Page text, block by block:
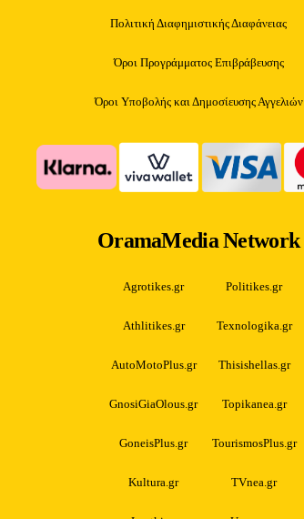
Πολιτική Διαφημιστικής Διαφάνειας
Όροι Προγράμματος Επιβράβευσης
Όροι Υποβολής και Δημοσίευσης Αγγελιών
OramaMedia Network
Agrotikes.gr Politikes.gr
Athlitikes.gr Texnologika.gr
AutoMotoPlus.gr Thisishellas.gr
GnosiGiaOlous.gr Topikanea.gr
GoneisPlus.gr TourismosPlus.gr
Kultura.gr TVnea.gr